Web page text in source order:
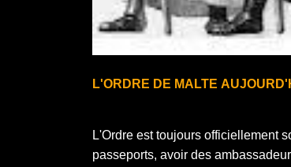
L'ORDRE DE MALTE
L'Ordre est toujours officiellement
passeports, avoir des